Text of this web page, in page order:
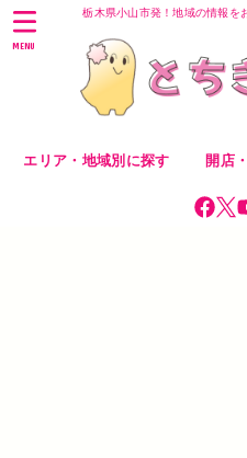
栃木県小山市発！地域の情報を
エリア・地域別に探す 開店
MENU